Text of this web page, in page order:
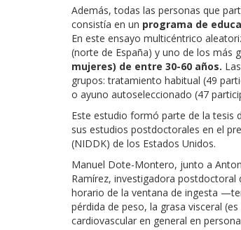
Además, todas las personas que
consistía en un programa de
En este ensayo multicéntrico
(norte de España) y uno de los más
mujeres) de entre 30-60 años.
grupos: tratamiento habitual (49
o ayuno autoseleccionado (47
Este estudio formó parte de la tesis
sus estudios postdoctorales en el
(NIDDK) de los Estados Unidos.
Manuel Dote-Montero, junto a
Ramírez, investigadora postdoctoral
horario de la ventana de ingesta
pérdida de peso, la grasa visceral
cardiovascular en general en